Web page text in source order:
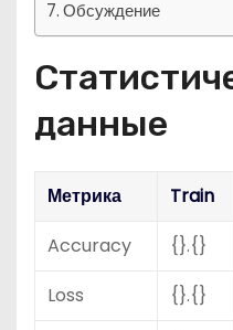
Обсуждение
данные
Метрика Train
Accuracy
{}.{}
Loss
{}.{}